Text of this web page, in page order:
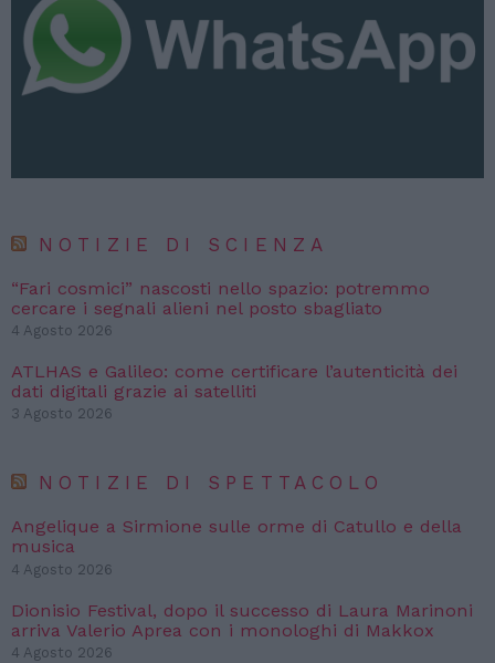
NOTIZIE DI SCIENZA
“Fari cosmici” nascosti nello spazio: potremmo
cercare i segnali alieni nel posto sbagliato
4 Agosto 2026
ATLHAS e Galileo: come certificare l’autenticità dei
dati digitali grazie ai satelliti
3 Agosto 2026
NOTIZIE DI SPETTACOLO
Angelique a Sirmione sulle orme di Catullo e della
musica
4 Agosto 2026
Dionisio Festival, dopo il successo di Laura Marinoni
arriva Valerio Aprea con i monologhi di Makkox
4 Agosto 2026